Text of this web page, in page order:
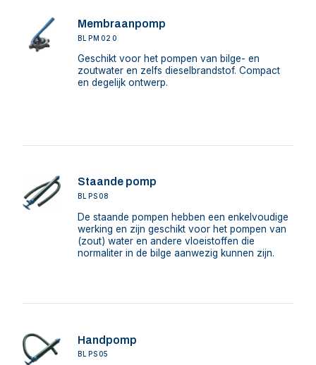
Membraanpomp
BLPM020
Geschikt voor het pompen van bilge- en
zoutwater en zelfs dieselbrandstof. Compact
en degelijk ontwerp.
Staande pomp
BLPS08
De staande pompen hebben een enkelvoudige
werking en zijn geschikt voor het pompen van
(zout) water en andere vloeistoffen die
normaliter in de bilge aanwezig kunnen zijn.
Handpomp
BLPS05